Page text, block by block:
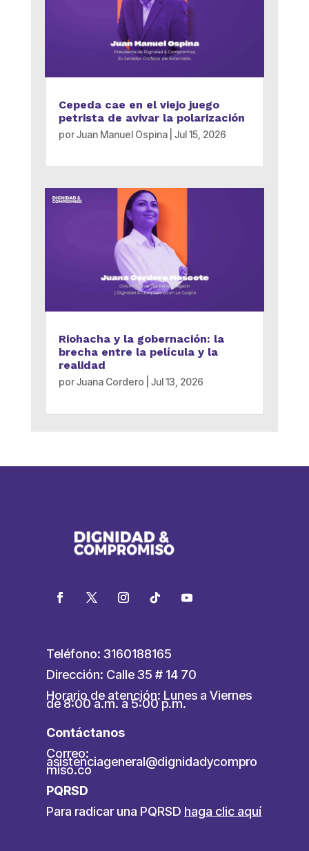
Cepeda cae en el viejo juego
petrista de avivar la polarización
porJuan Manuel Ospina| Jul 15, 2026
Riohacha y la gobernación: la
brecha entre la película y la
realidad
porJuana Cordero Jul 13, 2026
Teléfono: 3160188165
Dirección: Calle 35 # 14 70
Horario de atención: Lunes a Viernes
de 8:00 a.m. a 5:00 p.m.
Contáctanos
Correo:
asistenciageneral@dignidadycompro
miso.co
PQRSD
Para radicar una PQRSD haga clic aquí